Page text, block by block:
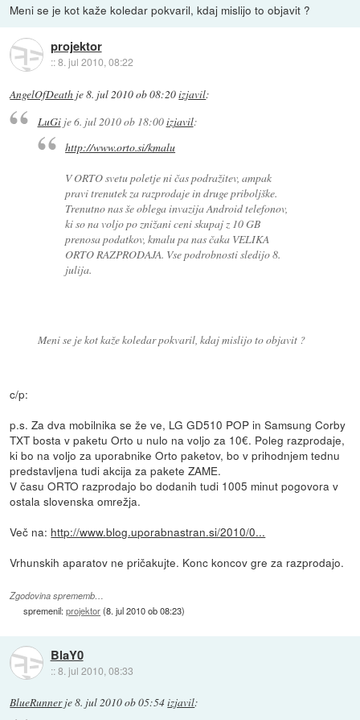
Meni se je kot kaže koledar pokvaril, kdaj mislijo to objavit ?
projektor
::8. jul 2010, 08:22
AngelOfDeath je8. jul 2010 ob 08:20izjavil:
LuGije6. jul 2010 ob 18:00izjavil:
http://www.orto.si/kmalu
V ORTO svetu poletje ni čas podražitev, ampak
pravi trenutek za razprodaje in druge priboljške.
Trenutno nas še oblega invazija Android telefonov,
ki so na voljo po znižani ceni skupaj z 10 GB
prenosa podatkov, kmalu pa nas čaka VELIKA
ORTO RAZPRODAJA. Vse podrobnosti sledijo 8.
julija.
Meni se je kot kaže koledar pokvaril, kdaj mislijo to objavit ?
c/p:
p.s. Za dva mobilnika se že ve, LG GD510 POP in Samsung Corby
TXT bosta v paketu Orto u nulo na voljo za 10€. Poleg razprodaje,
ki bo na voljo za uporabnike Orto paketov, bo v prihodnjem tednu
predstavljena tudi akcija za pakete ZAME.
V času ORTO razprodajo bo dodanih tudi 1005 minut pogovora v
ostala slovenska omrežja.
Več na: http://www.blog.uporabnastran.si/2010/0...
Vrhunskih aparatov ne pričakujte. Konc koncov gre za razprodajo.
Zgodovina sprememb…
spremenil:projektor(8. jul 2010 ob 08:23)
BlaY0
::8. jul 2010, 08:33
BlueRunnerje8. jul 2010 ob 05:54izjavil: